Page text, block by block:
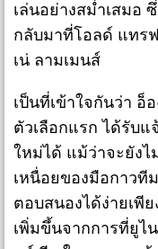
เล่นอย่างสม่ำเสมอ
กลับมาที่โอลด์ แทร
เน่ ลามเมนส์
เป็นที่เข้าใจกันว่า อ็
ตัวเลือกแรก ได้รับแ
ใหม่ได้ แม้ว่าจะยังไ
เหนื่อยของมือกาวที
ตอบสนองได้ง่ายเพีย
เพิ่มขึ้นจากการที่ยูไ